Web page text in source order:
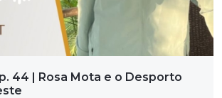
44 | Rosa Mota e o Desporto